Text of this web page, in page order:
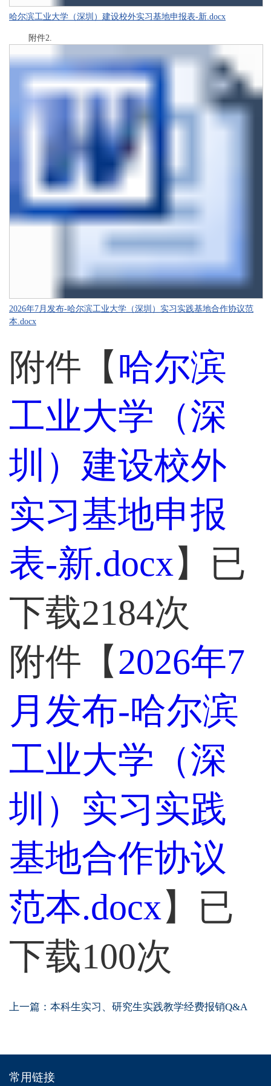
哈尔滨工业大学（深圳）建设校外实习基地申报表-新.docx
附件2.
2026年7月发布-哈尔滨工业大学（深圳）实习实践基地合作协议范
本.docx
附件【 哈尔滨
工业大学（深
圳）建设校外
实习基地申报
表-新.docx】已
下载2184次
附件【2026年7
月发布-哈尔滨
工业大学（深
圳）实习实践
基地合作协议
范本.docx】已
下载100次
上一篇： 本科生实习、研究生实践教学经费报销Q&A
常用链接